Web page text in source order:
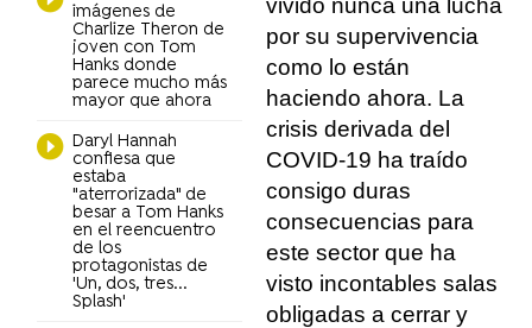
imágenes de
Charlize Theron de
joven con Tom
Hanks donde
parece mucho más
mayor que ahora
Daryl Hannah
confiesa que
estaba
"aterrorizada" de
besar a Tom Hanks
en el reencuentro
de los
protagonistas de
'Un, dos, tres...
Splash'
vivido nunca una lucha
por su supervivencia
como lo están
haciendo ahora. La
crisis derivada del
COVID-19 ha traído
consigo duras
consecuencias para
este sector que ha
visto incontables salas
obligadas a cerrar y